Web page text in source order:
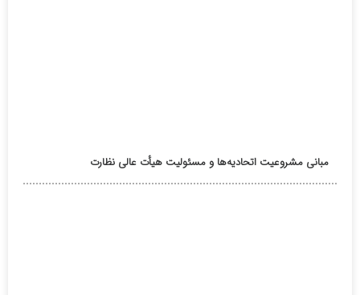
مبانی مشروعیت اتحادیه‌ها و مسئولیت هیأت عالی نظارت